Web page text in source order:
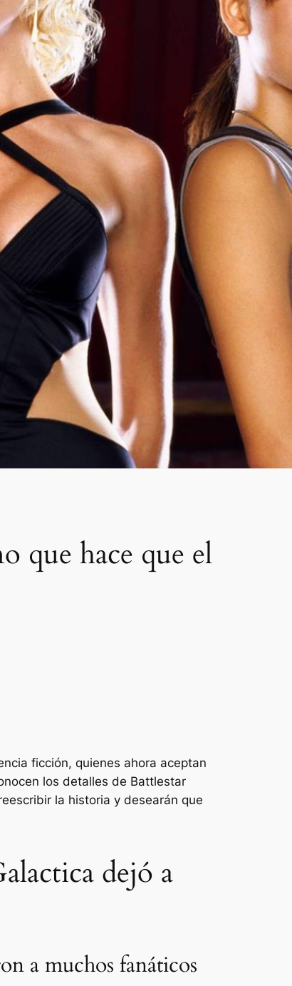
que hace que el
ficción, quienes ahora aceptan
los detalles de Battlestar
la historia y desearán que
dejó a
a muchos fanáticos